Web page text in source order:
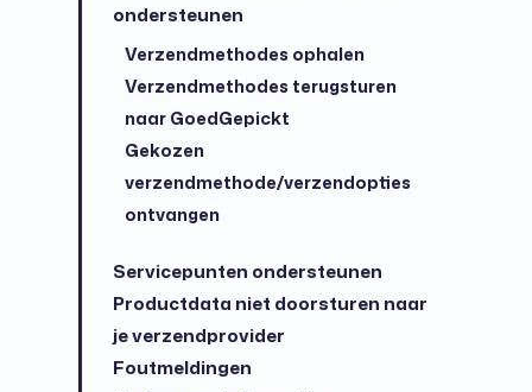
ondersteunen
Verzendmethodes ophalen
Verzendmethodes terugsturen
naar GoedGepickt
Gekozen
verzendmethode/verzendopties
ontvangen
Servicepunten ondersteunen
Productdata niet doorsturen naar
je verzendprovider
Foutmeldingen